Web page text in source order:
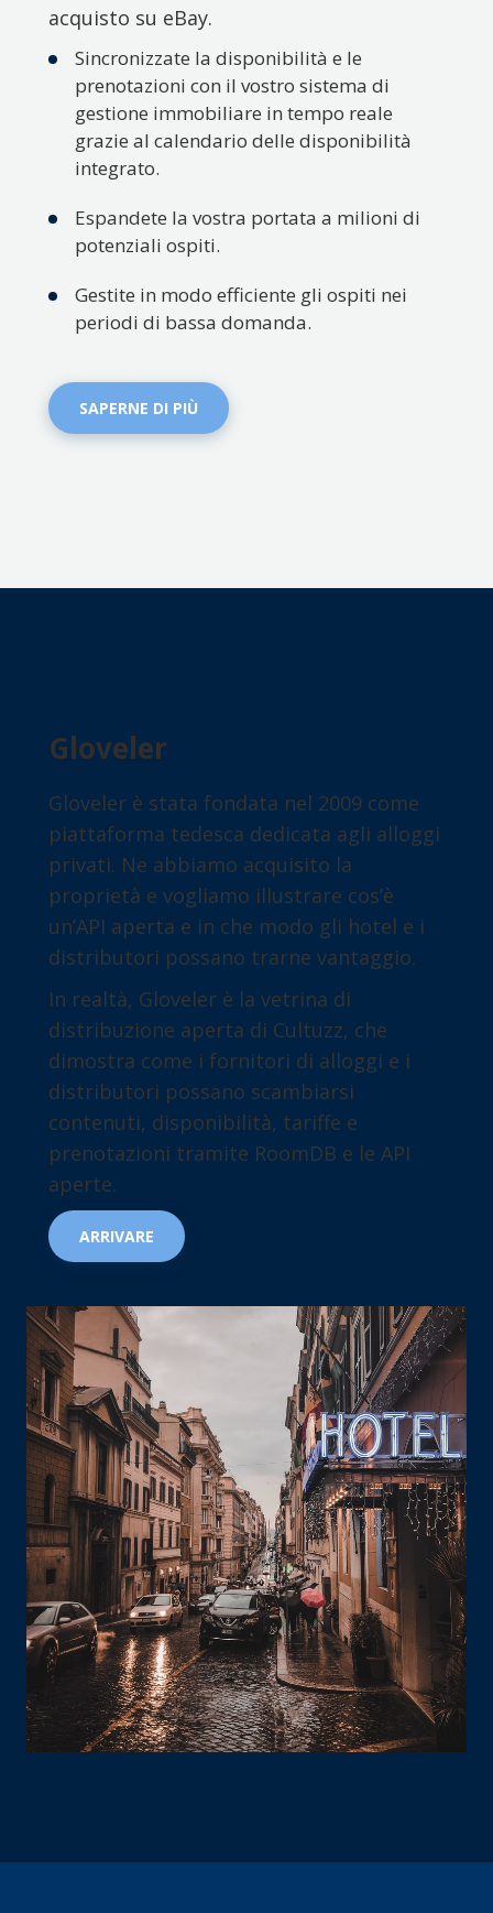
acquisto su eBay.
Sincronizzate la disponibilità e le
prenotazioni con il vostro sistema di
gestione immobiliare in tempo reale
grazie al calendario delle disponibilità
integrato.
Espandete la vostra portata a milioni di
potenziali ospiti.
Gestite in modo efficiente gli ospiti nei
periodi di bassa domanda.
SAPERNE DI PIÙ
Gloveler
Gloveler è stata fondata nel 2009 come
piattaforma tedesca dedicata agli alloggi
privati. Ne abbiamo acquisito la
proprietà e vogliamo illustrare cos’è
un’API aperta e in che modo gli hotel e i
distributori possano trarne vantaggio.
In realtà, Gloveler è la vetrina di
distribuzione aperta di Cultuzz, che
dimostra come i fornitori di alloggi e i
distributori possano scambiarsi
contenuti, disponibilità, tariffe e
prenotazioni tramite RoomDB e le API
aperte.
ARRIVARE